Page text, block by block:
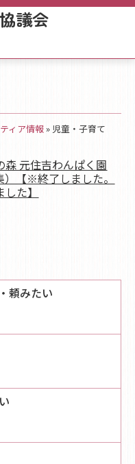
議会
ィア情報» 児童・子育て
頼みたい
森 元住吉わんぱく園
）【※終了しました。
た】